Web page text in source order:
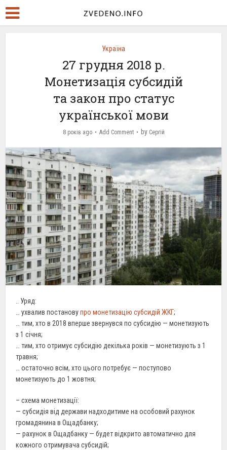
Україна
27 грудня 2018 р.
Монетизація субсидій
та закон про статус
української мови
8 років ago Add Comment by Сергій
.. Уряд:
… ухвалив постановупро монетизацію субсидій ЖКГ;
… тим, хто в 2018 вперше звернувся по субсидію — монетизують
з 1 січня;
… тим, хто отримує субсидію декілька років — монетизують з 1
травня;
… остаточно всім, хто цього потребує — поступово
монетизують до 1 жовтня;
– схема монетизації:
— субсидія від держави надходитиме на особовий рахунок
громадянина в Ощадбанку;
— рахунок в Ощадбанку — будет відкрито автоматично для
кожного отримувача субсидій;